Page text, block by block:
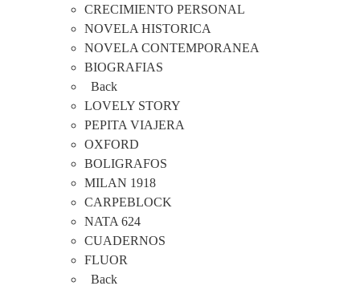
CRECIMIENTO PERSONAL
NOVELA HISTORICA
NOVELA CONTEMPORANEA
BIOGRAFIAS
Back
LOVELY STORY
PEPITA VIAJERA
OXFORD
BOLIGRAFOS
MILAN 1918
CARPEBLOCK
NATA 624
CUADERNOS
FLUOR
Back